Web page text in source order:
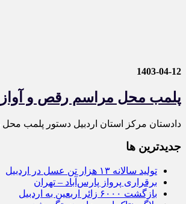
1403-04-12
پلمب محل مراسم رقص و آواز
دادستان مرکز استان اردبیل دستور پلمب محل
جديدترين ها
تولید سالانه ۱۳ هزار تن عسل در اردبیل
برقراری پرواز پارس‌آباد – تهران
بازگشت ۶۰۰۰ زائر اربعین به اردبیل